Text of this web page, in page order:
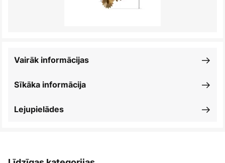
Sīkāka informācija
Vairāk informācijas
Lejupielādes